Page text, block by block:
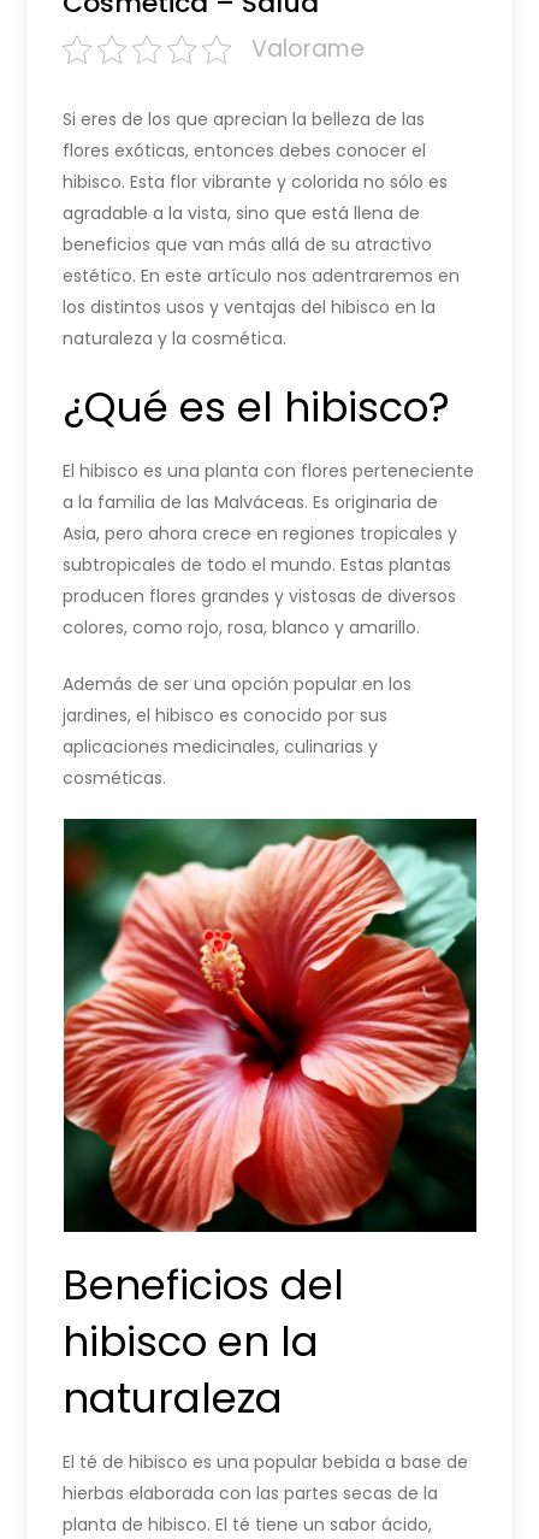
Valorame
Si eres de los que aprecian la belleza de las
flores exóticas, entonces debes conocer el
hibisco. Esta flor vibrante y colorida no sólo es
agradable a la vista, sino que está llena de
beneficios que van más allá de su atractivo
estético. En este artículo nos adentraremos en
los distintos usos y ventajas del hibisco en la
naturaleza y la cosmética.
¿Qué es el hibisco?
El hibisco es una planta con flores perteneciente
a la familia de las Malváceas. Es originaria de
Asia, pero ahora crece en regiones tropicales y
subtropicales de todo el mundo. Estas plantas
producen flores grandes y vistosas de diversos
colores, como rojo, rosa, blanco y amarillo.
Además de ser una opción popular en los
jardines, el hibisco es conocido por sus
aplicaciones medicinales, culinarias y
cosméticas.
Beneficios del
hibisco en la
naturaleza
El té de hibisco es una popular bebida a base de
hierbas elaborada con las partes secas de la
planta de hibisco. El té tiene un sabor ácido,